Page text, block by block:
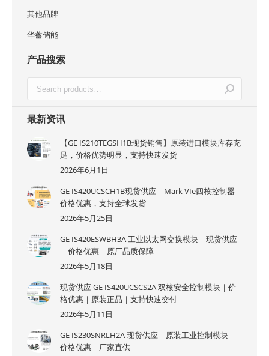
其他品牌
华蓄储能
产品搜索
最新资讯
【GE IS210TEGSH1B现货销售】原装进口模块库存充
足，价格优势明显，支持快速发货
2026年6月1日
GE IS420UCSCH1B现货供应｜Mark VIe四核控制器
价格优惠，支持全球发货
2026年5月25日
GE IS420ESWBH3A 工业以太网交换模块｜现货供应
｜价格优惠｜原厂品质保障
2026年5月18日
现货供应 GE IS420UCSCS2A 双核安全控制模块｜价
格优惠｜原装正品｜支持快速交付
2026年5月11日
GE IS230SNRLH2A 现货供应｜原装工业控制模块｜
价格优惠｜厂家直供